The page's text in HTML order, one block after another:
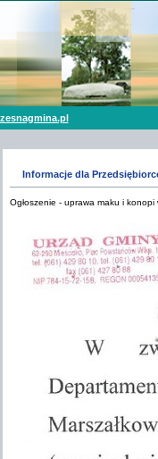
Informacje dla
Ogłoszenie - uprawa maku i konopi